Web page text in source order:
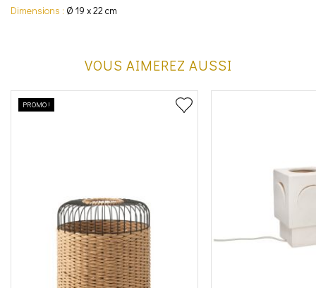
Dimensions : Ø 19 x 22 cm
VOUS AIMEREZ AUSSI
PROMO !